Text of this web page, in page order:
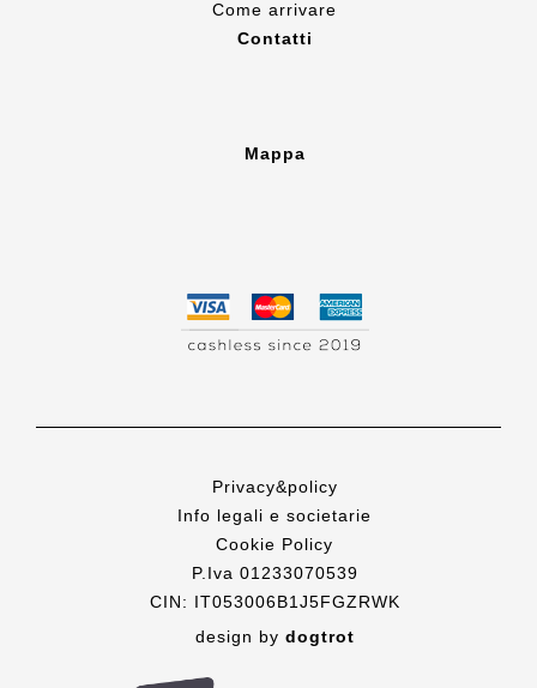
Come arrivare
Contatti
Mappa
Privacy&policy
Info legali e societarie
Cookie Policy
P.Iva 01233070539
CIN: IT053006B1J5FGZRWK
design by dogtrot